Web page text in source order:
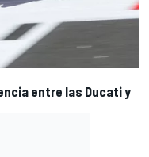
entre las Ducati y